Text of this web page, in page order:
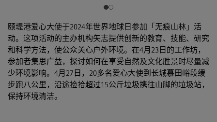
颐堤港爱心大使于2024年世界地球日参加「无痕山林」活
动。这项活动的主办机构矢志提供创新的教育、技能、研究
和科学方法，使公众关心户外环境。在4月23日的工作坊，
参加者集思广益，探讨如何在享受自然及文化胜景时尽量减
少环境影响。4月27日，20多名爱心大使到长城慕田峪段缓
步跑八公里，沿途捡拾超过15公斤垃圾携往山脚的垃圾站，
保持环境清洁。